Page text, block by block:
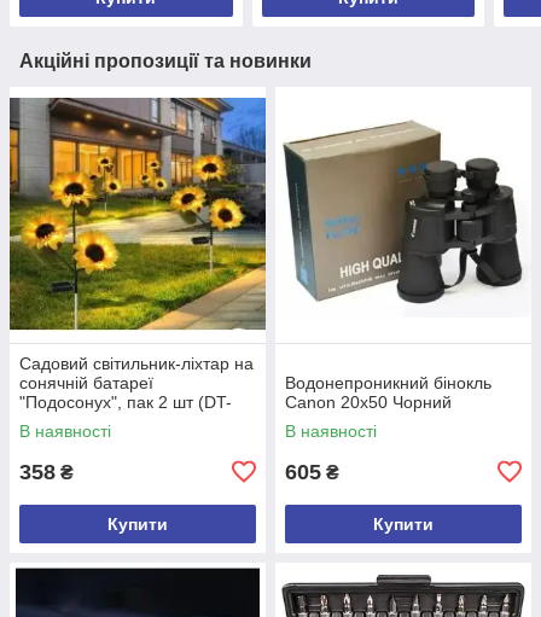
Акційні пропозиції та новинки
Садовий світильник-ліхтар на
сонячній батареї
"Подосонух", пак 2 шт (DT-
1391)
В наявності
358 ₴
Купити
Водонепроникний бінокль
Canon 20х50 Чорний
В наявності
605 ₴
Купити